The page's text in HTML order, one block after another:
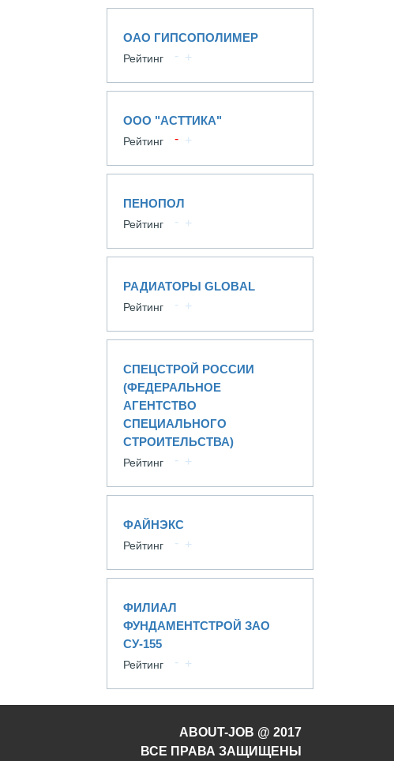
ОАО ГИПСОПОЛИМЕР
Рейтинг
ООО "АСТТИКА"
Рейтинг
ПЕНОПОЛ
Рейтинг
РАДИАТОРЫ GLOBAL
Рейтинг
СПЕЦСТРОЙ РОССИИ
(ФЕДЕРАЛЬНОЕ
АГЕНТСТВО
СПЕЦИАЛЬНОГО
СТРОИТЕЛЬСТВА)
Рейтинг
ФАЙНЭКС
Рейтинг
ФИЛИАЛ
ФУНДАМЕНТСТРОЙ ЗАО
СУ-155
Рейтинг
ABOUT-JOB @ 2017
ВСЕ ПРАВА ЗАЩИЩЕНЫ